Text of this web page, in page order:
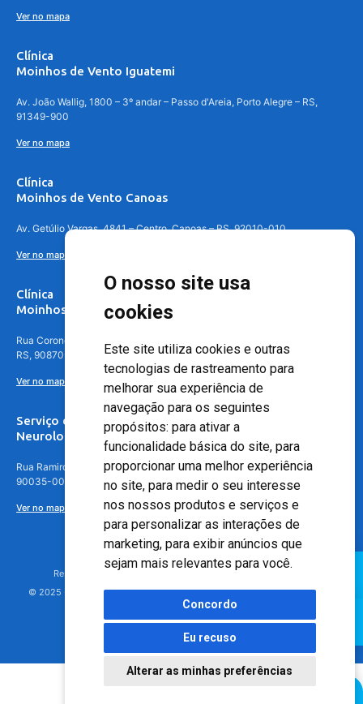
O nosso site usa
cookies
Este site utiliza cookies e outras
tecnologias de rastreamento para
melhorar sua experiência de
navegação para os seguintes
propósitos: para ativar a
funcionalidade básica do site, para
proporcionar uma melhor experiência
no site, para medir o seu interesse
nos nossos produtos e serviços e
para personalizar as interações de
marketing, para exibir anúncios que
sejam mais relevantes para você.
Concordo
Eu recuso
Alterar as minhas preferências
Ver no mapa
Clínica
Moinhos de Vento Iguatemi
Av. João Wallig, 1800 – 3º andar – Passo d'Areia, Porto Alegre – RS,
91349-900
Ver no mapa
Clínica
Moinhos de Vento Canoas
Av. Getúlio Vargas, 4841 – Centro, Canoas – RS, 92010-010
Ver no mapa
Clínica
Moinhos de Vento - Teresópolis
Rua Coronel Aparício Borges, 250 - 3º andar - Teresópolis, Porto Alegre -
RS, 90870-016
Ver no mapa
Serviço de
Neurologia
Rua Ramiro Barcelos, 630 – 5º andar – Floresta, Porto Alegre – RS,
90035-001
Ver no mapa
Responsável Técnico: Dr. Luiz Antonio Nasi - CREMERS 11217
© 2025 - Hospital Moinhos de Vento - Registro Empresa (CRM-RS): 425